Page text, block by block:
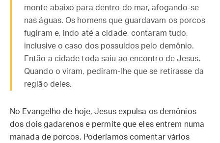
monte abaixo para dentro do mar, afogando-se
nas águas. Os homens que guardavam os porcos
fugiram e, indo até a cidade, contaram tudo,
inclusive o caso dos possuídos pelo demônio.
Então a cidade toda saiu ao encontro de Jesus.
Quando o viram, pediram-lhe que se retirasse da
região deles.
No Evangelho de hoje, Jesus expulsa os demônios
dos dois gadarenos e permite que eles entrem numa
manada de porcos. Poderíamos comentar vários